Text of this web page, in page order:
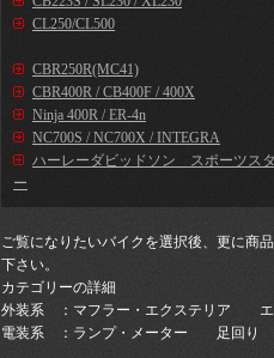
CL250/CL500
CBR250R(MC41)
CBR400R / CB400F / 400X
Ninja 400R / ER-4n
NC700S / NC700X / INTEGRA
ハーレーダビッドソン スポーツス
ー
ご覧になりたいバイクを選択後、更に商
下さい。
カテゴリーの詳細
外装系 ：マフラー・エクステリア エ
電装系 ：ランプ・メーター 足回り